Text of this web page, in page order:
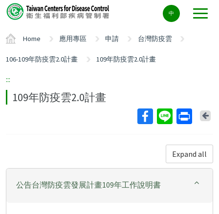
Center
block
中
Home 應用專區 申請 台灣防疫雲
106-109年防疫雲2.0計畫 109年防疫雲2.0計畫
:::
109年防疫雲2.0計畫
Expand all
公告台灣防疫雲發展計畫109年工作說明書